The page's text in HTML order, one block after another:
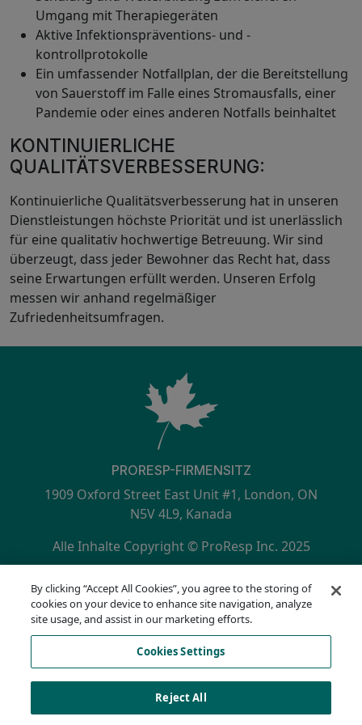
Umgang mit Therapiegeräten
Aktive Infektionspräventions- und -
kontrollprotokolle
Ein umfassender Notfallplan, der die Bereitstellung
von Sauerstoff im Falle eines Stromausfalls, einer
Pandemie oder eines anderen Notfalls beinhaltet
KONTINUIERLICHE
QUALITÄTSVERBESSERUNG:
Kontinuierliche Qualitätsverbesserung hat in unseren
Dienstleistungen höchste Priorität und ist unerlässlich
für eine qualitativ hochwertige Betreuung. Wir sind
überzeugt, dass jeder Bewohner das Recht hat, dass
seine Erwartungen erfüllt werden. Unseren Erfolg
messen wir anhand regelmäßiger
Zufriedenheitsumfragen.
PRORESP-FIRMENSITZ
1909 Oxford Street East Unit #1, London, ON
N5V 4L9, Kanada
Alle Inhalte Copyright © ProResp Inc. 2025
SECONDARY MENU
Datenschutzrichtlinie
Compliance Hotline
Nutzungsbedingungen
AODA
Cookies Settings
By clicking “Accept All Cookies”, you agree to the storing of
cookies on your device to enhance site navigation, analyze
site usage, and assist in our marketing efforts.
Cookies Settings
Reject All